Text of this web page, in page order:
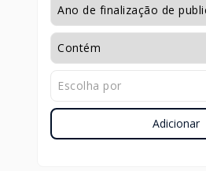
Adicionar